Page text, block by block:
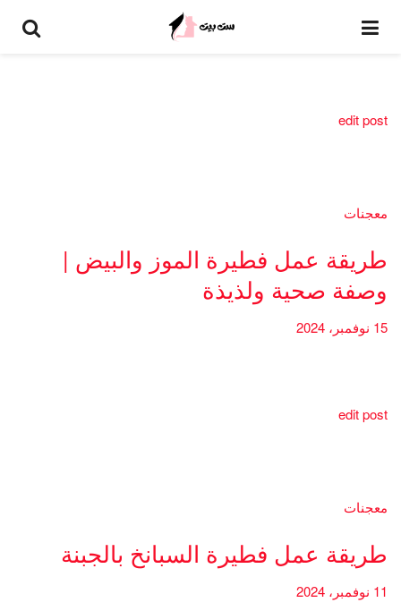
edit post
معجنات
طريقة عمل فطيرة الموز والبيض |
وصفة صحية ولذيذة
15 نوفمبر، 2024
edit post
معجنات
طريقة عمل فطيرة السبانخ بالجبنة
11 نوفمبر، 2024